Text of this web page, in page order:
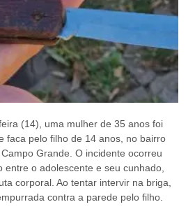
(14), uma mulher de 35 anos foi
faca pelo filho de 14 anos, no bairro
Grande. O incidente ocorreu
entre o adolescente e seu cunhado,
corporal. Ao tentar intervir na briga,
contra a parede pelo filho.